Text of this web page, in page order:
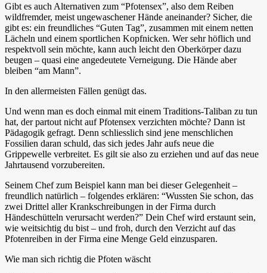
Gibt es auch Alternativen zum “Pfotensex”, also dem Reiben
wildfremder, meist ungewaschener Hände aneinander? Sicher, die
gibt es: ein freundliches “Guten Tag”, zusammen mit einem netten
Lächeln und einem sportlichen Kopfnicken. Wer sehr höflich und
respektvoll sein möchte, kann auch leicht den Oberkörper dazu
beugen – quasi eine angedeutete Verneigung. Die Hände aber
bleiben “am Mann”.
In den allermeisten Fällen genügt das.
Und wenn man es doch einmal mit einem Traditions-Taliban zu tun
hat, der partout nicht auf Pfotensex verzichten möchte? Dann ist
Pädagogik gefragt. Denn schliesslich sind jene menschlichen
Fossilien daran schuld, das sich jedes Jahr aufs neue die
Grippewelle verbreitet. Es gilt sie also zu erziehen und auf das neue
Jahrtausend vorzubereiten.
Seinem Chef zum Beispiel kann man bei dieser Gelegenheit –
freundlich natürlich – folgendes erklären: “Wussten Sie schon, das
zwei Drittel aller Krankschreibungen in der Firma durch
Händeschütteln verursacht werden?” Dein Chef wird erstaunt sein,
wie weitsichtig du bist – und froh, durch den Verzicht auf das
Pfotenreiben in der Firma eine Menge Geld einzusparen.
Wie man sich richtig die Pfoten wäscht